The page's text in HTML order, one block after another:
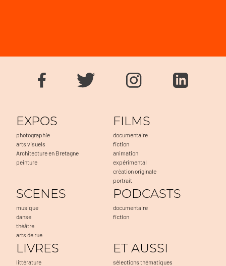
EXPOS
photographie
arts visuels
Architecture en Bretagne
peinture
FILMS
documentaire
fiction
animation
expérimental
création originale
portrait
SCENES
musique
danse
théâtre
arts de rue
PODCASTS
documentaire
fiction
LIVRES
littérature
ET AUSSI
sélections thématiques